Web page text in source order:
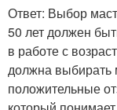
Ответ: Выбор
50 лет должен
в работе с
должна выбирать
положительные